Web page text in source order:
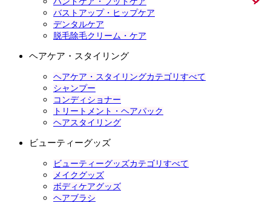
バストアップ・ヒップケア
デンタルケア
脱毛除毛クリーム・ケア
ヘアケア・スタイリング
ヘアケア・スタイリングカテゴリすべて
シャンプー
コンディショナー
トリートメント・ヘアパック
ヘアスタイリング
ビューティーグッズ
ビューティーグッズカテゴリすべて
メイクグッズ
ボディケアグッズ
ヘアブラシ